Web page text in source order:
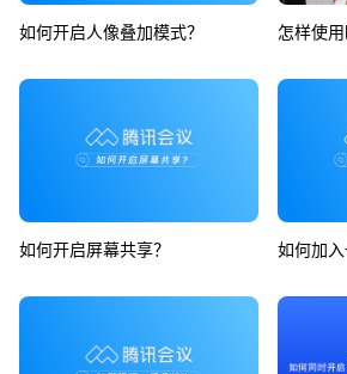
如何开启人像叠加模式？ 怎样使用
如何开启屏幕共享？ 如何加入